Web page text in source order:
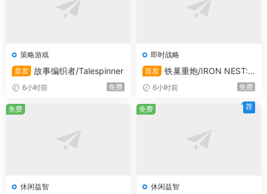
策略游戏
首发 故事编织者/Talespinner
6小时前 免费
即时战略
首发 铁巢重炮/IRON NEST:
Heavy Turret Simulator
6小时前 免费
休闲益智
免费
休闲益智
免费 荐